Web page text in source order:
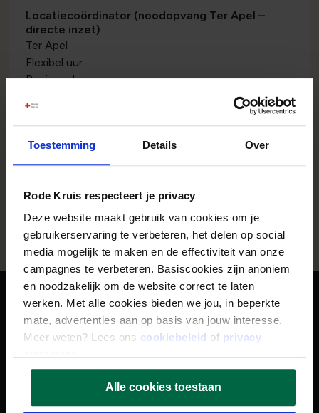
Toestemming Details Over
Rode Kruis respecteert je privacy
Deze website maakt gebruik van cookies om je
gebruikerservaring te verbeteren, het delen op social
media mogelijk te maken en de effectiviteit van onze
campagnes te verbeteren. Basiscookies zijn anoniem
en noodzakelijk om de website correct te laten
werken. Met alle cookies bieden we jou, in beperkte
mate, advertenties aan op basis van jouw interesse.
Meer weten? Lees ons cookiebeleid of privacy
Alle cookies toestaan
Locatiecoördinator (noodopvang Ter Apel –
directe inzet)
Ter Apel
Flexibel uur
Regionaal
Woonbegeleider (noodopvang Ter Apel – directe
Ter Apel
Flexibel aantal uur
Regionaal
Bekijk vacature
Jouw ideale vacature niet kunnen
vinden?
Schrijf je in voor onze vacature alert en je bent als eerste
vakgebied openen!